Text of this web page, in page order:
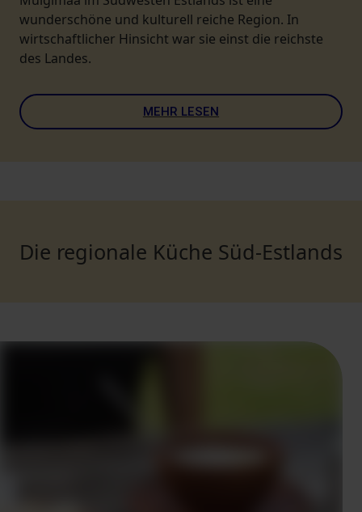
wunderschöne und kulturell reiche Region. In
wirtschaftlicher Hinsicht war sie einst die reichste
des Landes.
MEHR LESEN
Die regionale Küche Süd-Estlands